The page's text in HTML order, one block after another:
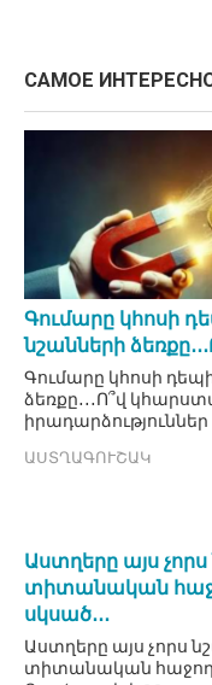
САМОЕ
Գումարը կհոսի
նշանների
Գումարը կհոսի
ձեռքը․․․Ո՞վ
ԱՍՏՂԱԳՈՒՇԱԿ
Աստղերը այս
տիտանական
սկսած․․․
Աստղերը այս չորս
տիտանական